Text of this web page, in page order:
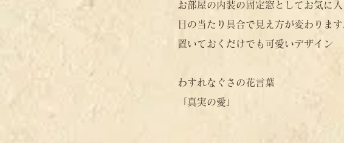
お部屋の内装の固定窓としてお気に
日の当たり具合で見え方が変わります
​置いておくだけでも可愛いデザイン
わすれなぐさの花言葉
「真実の愛」